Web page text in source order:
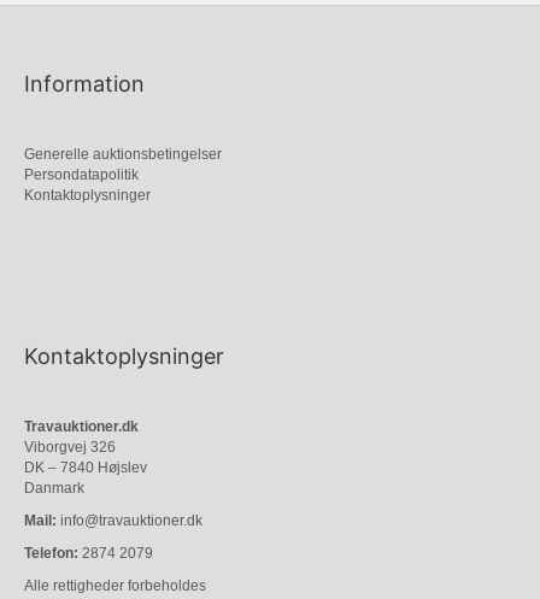
Information
Generelle auktionsbetingelser
Persondatapolitik
Kontaktoplysninger
Kontaktoplysninger
Travauktioner.dk
Viborgvej 326
DK – 7840 Højslev
Danmark
Mail: info@travauktioner.dk
Telefon: 2874 2079
Alle rettigheder forbeholdes